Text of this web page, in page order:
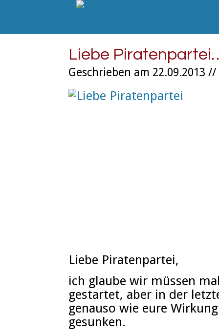
Liebe
Geschrieben am 22.09.2013 //
Liebe Piratenpartei,
ich glaube wir müssen
gestartet, aber in der
genauso wie eure
gesunken.